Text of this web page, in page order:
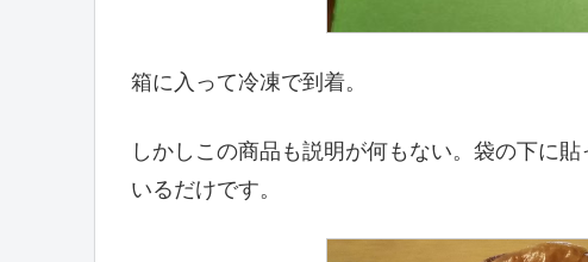
箱に入って冷凍で到着。
しかしこの商品も説明が何もない。袋の下に
いるだけです。